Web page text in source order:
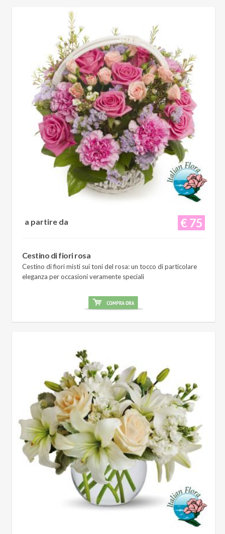
€ 75
a partire da
Cestino di fiori rosa
Cestino di fiori misti sui toni del rosa: un tocco di particolare
eleganza per occasioni veramente speciali